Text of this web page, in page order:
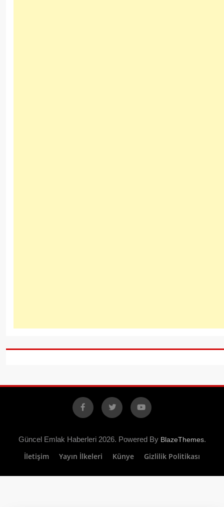
Facebook
X YouTube
Güncel Emlak Haberleri 2026. Powered By BlazeThemes.
İletişim Yayın İlkeleri Künye Gizlilik Politikası